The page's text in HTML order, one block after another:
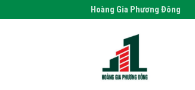
Hoàng Gia Phương Đông